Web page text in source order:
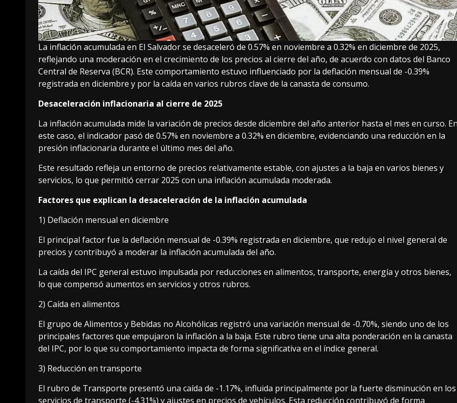
La inflación acumulada en El Salvador se desaceleró de 0.57% en noviembre a 0.32% en diciembre de 2025,
reflejando una moderación en el crecimiento de los precios al cierre del año, de acuerdo con datos del Banco
Central de Reserva (BCR). Este comportamiento estuvo influenciado por la deflación mensual de -0.39%
registrada en diciembre y por la caída en varios rubros clave de la canasta de consumo.
Desaceleración inflacionaria al cierre de 2025
La inflación acumulada mide la variación de precios desde diciembre del año anterior hasta el mes en curso.
este caso, el indicador pasó de 0.57% en noviembre a 0.32% en diciembre, evidenciando una reducción en la
presión inflacionaria durante el último mes del año.
Este resultado refleja un entorno de precios relativamente estable, con ajustes a la baja en varios bienes y
servicios, lo que permitió cerrar 2025 con una inflación acumulada moderada.
Factores que explican la desaceleración de la inflación acumulada
1) Deflación mensual en diciembre
El principal factor fue la deflación mensual de -0.39% registrada en diciembre, que redujo el nivel general de
precios y contribuyó a moderar la inflación acumulada del año.
La caída del IPC general estuvo impulsada por reducciones en alimentos, transporte, energía y otros bienes,
lo que compensó aumentos en servicios y otros rubros.
2) Caída en alimentos
El grupo de Alimentos y Bebidas no Alcohólicas registró una variación mensual de -0.70%, siendo uno de los
principales factores que empujaron la inflación a la baja. Este rubro tiene una alta ponderación en la canasta
del IPC, por lo que su comportamiento impacta de forma significativa en el índice general.
3) Reducción en transporte
El rubro de Transporte presentó una caída de -1.17%, influida principalmente por la fuerte disminución en los
servicios de transporte (-4.31%) y ajustes en precios de vehículos. Esta reducción contribuyó de forma